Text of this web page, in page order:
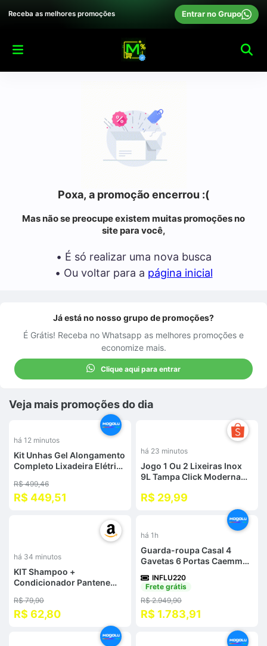
Receba as melhores promoções Entrar no Grupo
Poxa, a promoção encerrou :(
Mas não se preocupe existem muitas promoções no
site para você,
• É só realizar uma nova busca
• Ou voltar para a página inicial
Já está no nosso grupo de promoções?
É Grátis! Receba no Whatsapp as melhores promoções e
economize mais.
Clique aqui para entrar
Veja mais promoções do dia
há 12 minutos
Kit Unhas Gel Alongamento
Completo Lixadeira Elétrica
Profissional Cabine Sun5 -
oem
R$ 499,46
R$ 449,51
há 23 minutos
Jogo 1 Ou 2 Lixeiras Inox
9L Tampa Click Moderna
Banheiro Premium Fácil
R$ 29,99
há 34 minutos
KIT Shampoo +
Condicionador Pantene
Biotinamina B3 510ml
R$ 79,90
R$ 62,80
- 40 há 1h
Guarda-roupa Casal 4
Gavetas 6 Portas Caemmun
x A 231,3cm x P 49,5cm -
Freijó e Off White
INFLU220
Frete grátis
R$ 2.949,90
R$ 1.783,91